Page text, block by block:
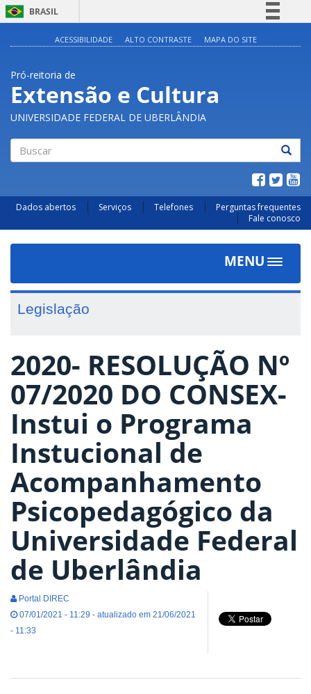
BRASIL
Acesso à informação
Legislação
Canais
ACESSIBILIDADE ALTO CONTRASTE MAPA DO SITE
Pró-reitoria de
Extensão e Cultura
UNIVERSIDADE FEDERAL DE UBERLÂNDIA
Dados abertos Serviços Telefones
Perguntas frequentes
Fale conosco
MENU
Toggle
Legislação
2020- RESOLUÇÃO Nº
07/2020 DO CONSEX-
Instui o Programa
Instucional de
Acompanhamento
Psicopedagógico da
Universidade Federal
de Uberlândia
Portal DIREC
07/01/2021 - 11:29 - atualizado em 21/06/2021
- 11:33